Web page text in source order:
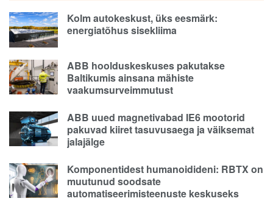
Kolm autokeskust, üks eesmärk:
energiatõhus sisekliima
ABB hoolduskeskuses pakutakse
Baltikumis ainsana mähiste
vaakumsurveimmutust
ABB uued magnetivabad IE6 mootorid
pakuvad kiiret tasuvusaega ja väiksemat
jalajälge
Komponentidest humanoidideni: RBTX on
muutunud soodsate
automatiseerimisteenuste keskuseks